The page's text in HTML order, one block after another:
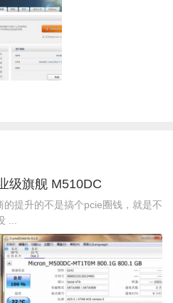
级旗舰 M510DC
提升的不是搞个pcie圈钱，就是不
...